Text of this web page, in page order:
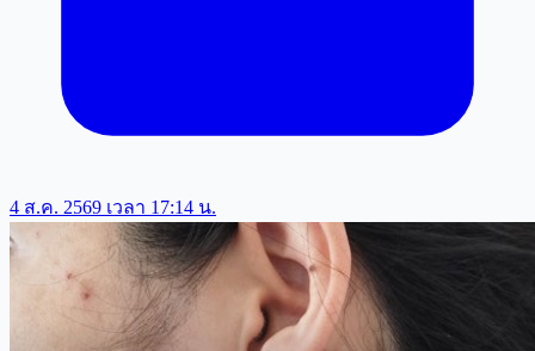
4 ส.ค. 2569 เวลา 17:14 น.